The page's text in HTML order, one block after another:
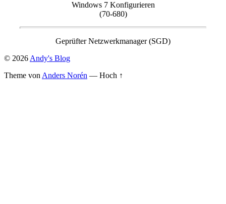
Windows 7 Konfigurieren
(70-680)
Geprüfter Netzwerkmanager (SGD)
© 2026 Andy's Blog
Theme von Anders Norén — Hoch ↑